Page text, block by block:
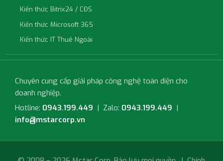
Kiến thức Bitrix24 / CĐS
Kiến thức Microsoft 365
Kiến thức IT Thuê Ngoài
Chuyên cung cấp giải pháp công nghệ toàn diện cho
doanh nghiệp.
Hotline: 0943.199.449 | Zalo: 0943.199.449 |
info@mstarcorp.vn